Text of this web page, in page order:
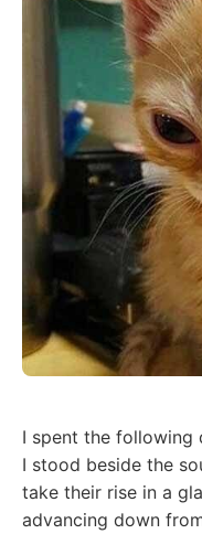
I spent the following
I stood beside the
take their rise in a
advancing down